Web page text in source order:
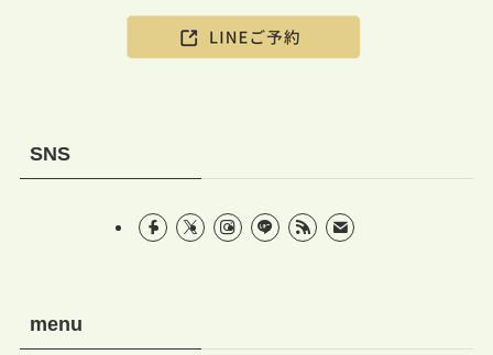
SNS
menu